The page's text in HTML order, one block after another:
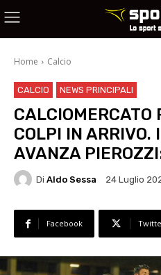
Home Calcio
CALCIO NEWS PRINCIPALI
CALCIOMERCATO
COLPI IN ARRIVO.
AVANZA
Di Aldo Sessa 24 Luglio
Facebook